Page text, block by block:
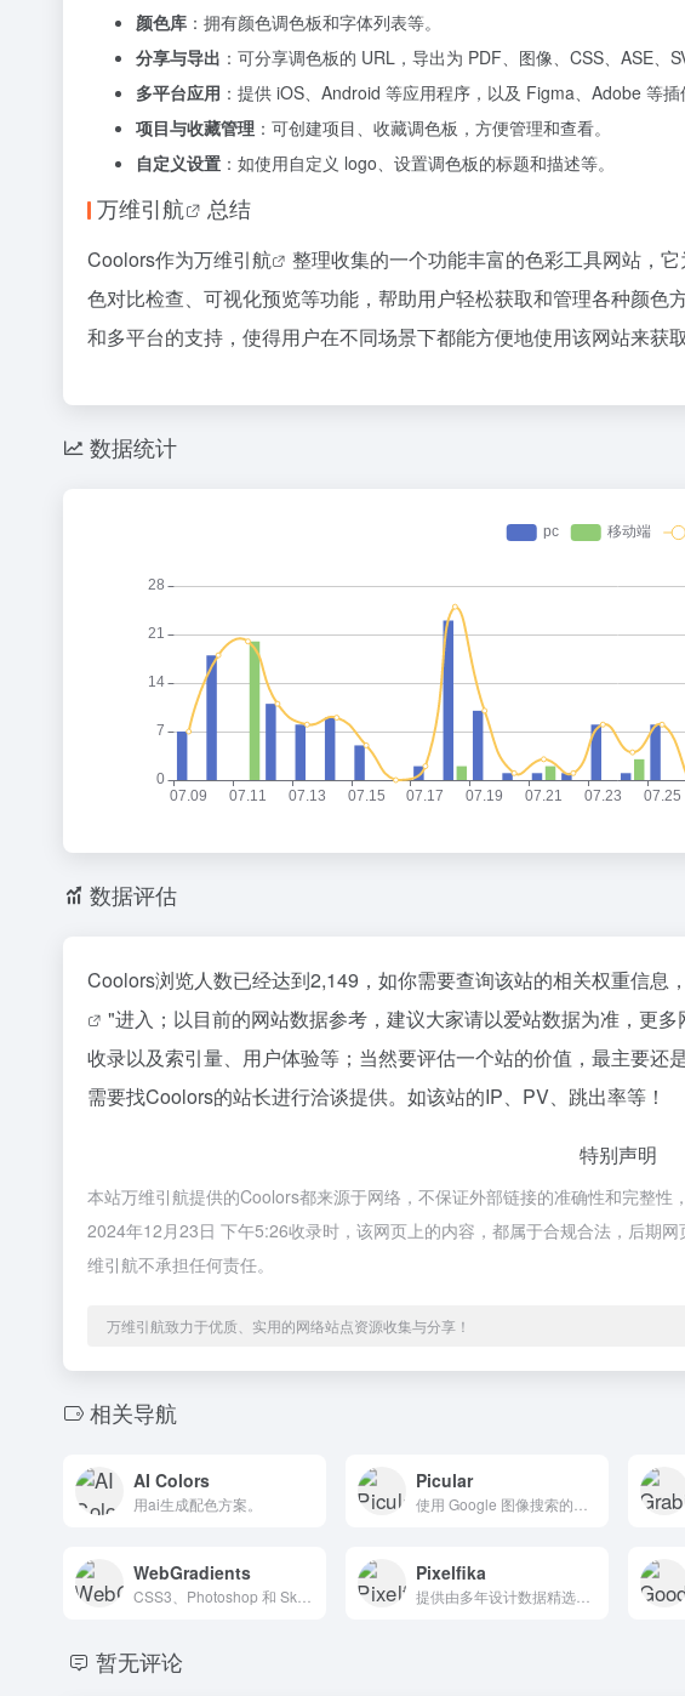
颜色库 ：拥有颜色调色板和字体列表等。
分享与导出 ：可分享调色板的 URL，导出为 PDF、图像、CSS、ASE、
多平台应用 ：提供 iOS、Android 等应用程序，以及 Figma、Adobe 等插
项目与收藏管理 ：可创建项目、收藏调色板，方便管理和查看。
自定义设置 ：如使用自定义 logo、设置调色板的标题和描述等。
万维引航 总结
Coolors作为万维引航
整理收集的一个功能丰富的色彩工具网站，
色对比检查、可视化预览等功能，帮助用户轻松获取和管理各种颜
和多平台的支持，使得用户在不同场景下都能方便地使用该网站来获
数据统计
数据评估
Coolors浏览人数已经达到2,149，如你需要查询该站的相关权重信息
"进入；以目前的网站数据参考，建议大家请以爱站数据为准，更
收录以及索引量、用户体验等；当然要评估一个站的价值，最主要还
需要找Coolors的站长进行洽谈提供。如该站的IP、PV、跳出率等！
特别声明
本站万维引航提供的Coolors都来源于网络，不保证外部链接的准确性和完整
2024年12月23日 下午5:26收录时，该网页上的内容，都属于合规合法，后期
维引航不承担任何责任。
万维引航致力于优质、实用的网络站点资源收集与分享！
相关导航
AI Colors
用ai生成配色方案。
Picular
WebGradients Pixelfika
提供由多年设计数据精选出的色彩搭配，为设计师和创意工作者提供灵感。
暂无评论